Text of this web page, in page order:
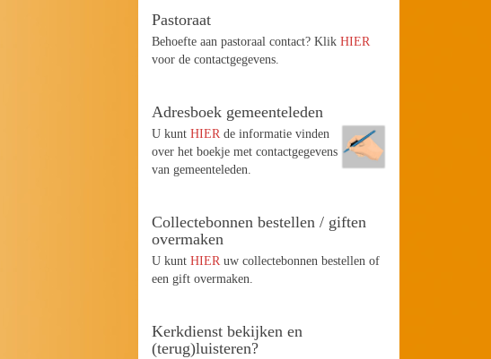
Pastoraat
Behoefte aan pastoraal contact? KlikHIER
voor de contactgegevens.
Adresboek gemeenteleden
U kuntHIER de informatie vinden
over het boekje met contactgegevens
van gemeenteleden.
Collectebonnen bestellen / giften
overmaken
U kuntHIER uw collectebonnen bestellen of
een gift overmaken.
Kerkdienst bekijken en
(terug)luisteren?